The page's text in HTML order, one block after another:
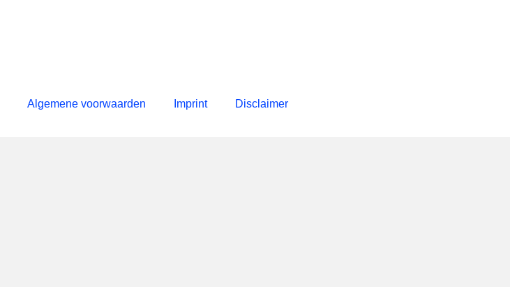
Algemene voorwaarden Imprint Disclaimer